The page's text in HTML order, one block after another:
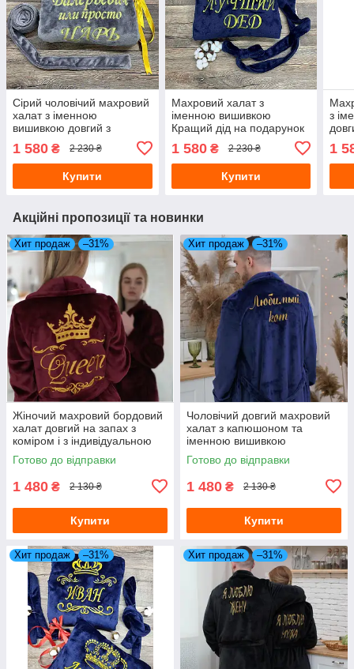
Сірий чоловічий махровий
халат з іменною
вишивкою довгий з
капюшоном і поясом на
подарунок чоловікові
1 580 ₴ 2 230 ₴
Купити
Махровий халат з
іменною вишивкою
Кращий дід на подарунок
запах
1 580₴ 2 230 ₴
Купити
з
1
Акційні пропозиції та новинки
Хит продаж –31%
Жіночий махровий бордовий
халат довгий на запах з
коміром і з індивідуальною
вишивкою
Готово до відправки
1 480 ₴ 2 130 ₴
Купити
Хит продаж –31%
Чоловічий довгий махровий
халат з капюшоном та
іменною вишивкою
Готово до відправки
1 480 ₴ 2 130 ₴
Купити
Хит продаж –31% Хит продаж –31%